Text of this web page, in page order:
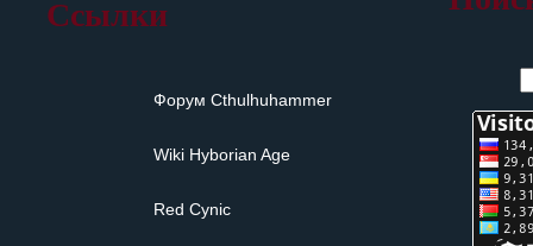
Ссылки
Форум Сthulhuhammer
Wiki Hyborian Age
Red Cynic